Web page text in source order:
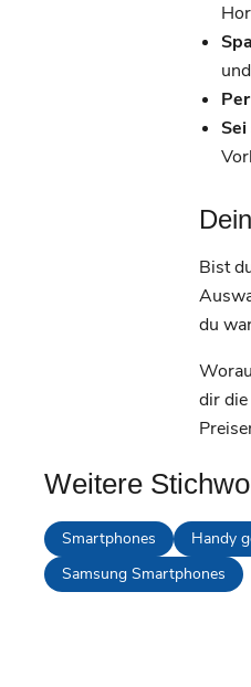
Bist
du
dir
Weitere
Smartphones Handy
Samsung Smartphones